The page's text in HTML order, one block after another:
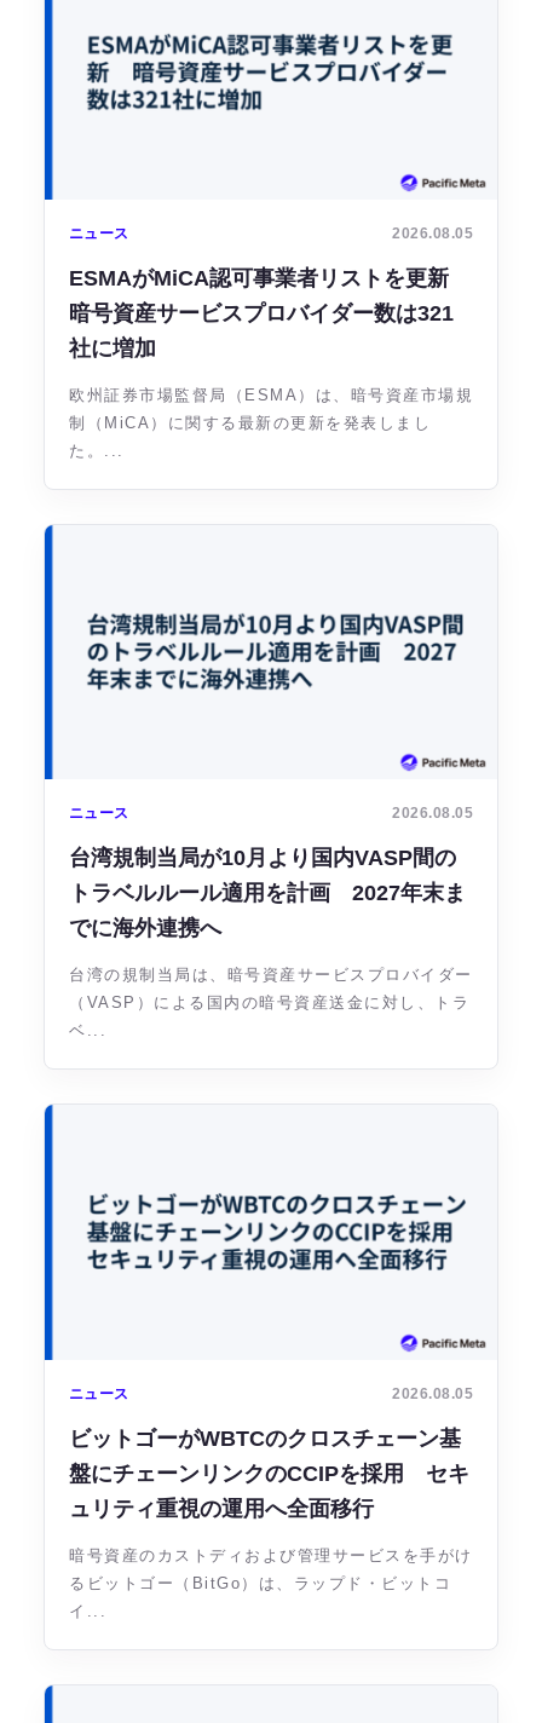
ニュース 2026.08.05
ESMAがMiCA認可事業者リストを更新
暗号資産サービスプロバイダー数は321
社に増加
欧州証券市場監督局（ESMA）は、暗号資産市場規
制（MiCA）に関する最新の更新を発表しまし
た。...
ニュース 2026.08.05
台湾規制当局が10月より国内VASP間の
トラベルルール適用を計画 2027年末ま
でに海外連携へ
台湾の規制当局は、暗号資産サービスプロバイダー
（VASP）による国内の暗号資産送金に対し、トラ
ベ...
ニュース 2026.08.05
ビットゴーがWBTCのクロスチェーン基
盤にチェーンリンクのCCIPを採用 セキ
ュリティ重視の運用へ全面移行
暗号資産のカストディおよび管理サービスを手がけ
るビットゴー（BitGo）は、ラップド・ビットコ
イ...